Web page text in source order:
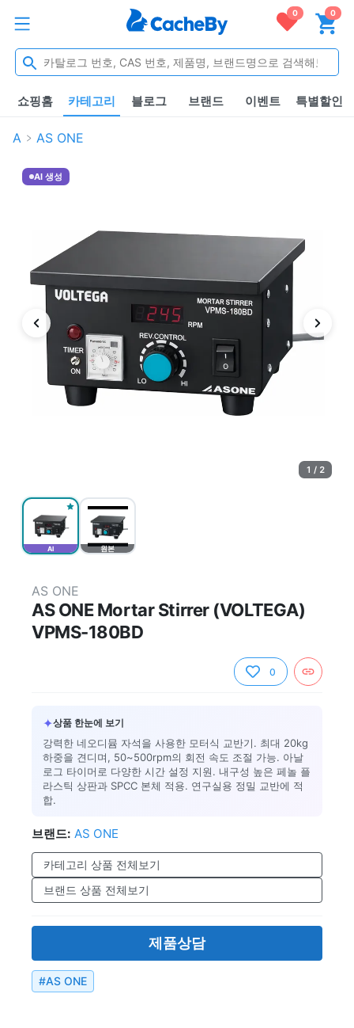
0 0
쇼핑홈 카테고리 블로그 브랜드 이벤트 특별할인
A AS ONE
AI 원본
AI 생성
1 / 2
AS ONE
AS ONE Mortar Stirrer (VOLTEGA)
VPMS-180BD
0
✦상품 한눈에 보기
강력한 네오디뮴 자석을 사용한 모터식 교반기. 최대 20kg
하중을 견디며, 50~500rpm의 회전 속도 조절 가능. 아날
로그 타이머로 다양한 시간 설정 지원. 내구성 높은 페놀 플
라스틱 상판과 SPCC 본체 적용. 연구실용 정밀 교반에 적
합.
브랜드: AS ONE
카테고리 상품 전체보기
브랜드 상품 전체보기
제품상담
#AS ONE